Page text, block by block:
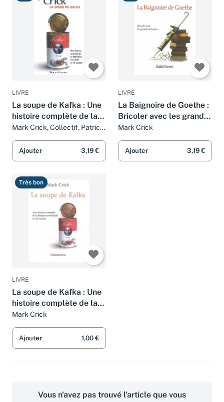
LIVRE
La soupe de Kafka : Une
histoire complète de la
littérature mondiale en
16 recettes
Mark Crick, Collectif, Patrick
Geneviève Brisac
Ajouter 3,19 €
LIVRE
La Baignoire de Goethe :
Bricoler avec les grands
écrivains
Mark Crick
Ajouter 3,19 €
Très bon
LIVRE
La soupe de Kafka : Une
histoire complète de la
littérature mondiale en
16 recettes
Mark Crick
Ajouter 1,00 €
Vous n'avez pas trouvé l'article que vous